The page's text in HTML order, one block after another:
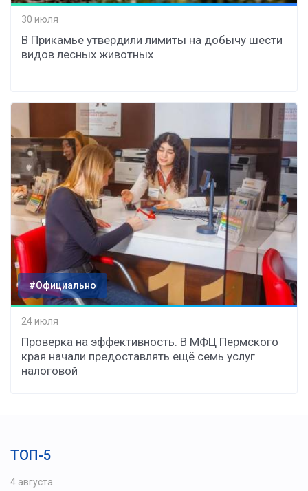
30 июля
В Прикамье утвердили лимиты на добычу шести
видов лесных животных
#Официально
24 июля
Проверка на эффективность. В МФЦ Пермского
края начали предоставлять ещё семь услуг
налоговой
ТОП-5
4 августа